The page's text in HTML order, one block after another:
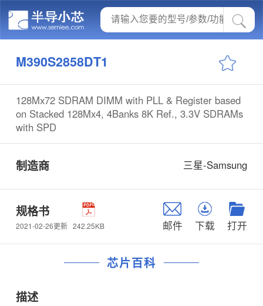
M390S2858DT1
128Mx72 SDRAM DIMM with PLL & Register based
on Stacked 128Mx4, 4Banks 8K Ref., 3.3V SDRAMs
with SPD
制造商 三星-Samsung
规格书
2021-02-26更新 242.25KB 邮件 下载 打开
芯片百科
描述